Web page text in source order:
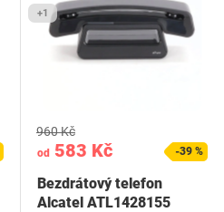
+1
od 583 Kč
960 Kč
-39 %
Bezdrátový telefon
Alcatel ATL1428155